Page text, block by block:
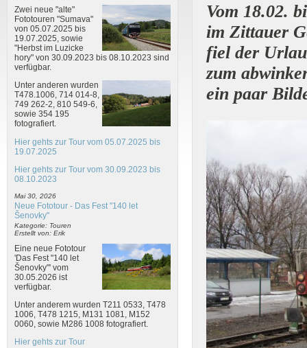
Zwei neue "alte"
Fototouren "Sumava"
von 05.07.2025 bis
19.07.2025, sowie
"Herbst im Luzicke
hory" von 30.09.2023 bis 08.10.2023 sind
verfügbar.
Unter anderen wurden
T478.1006, 714 014-8,
749 262-2, 810 549-6,
sowie 354 195
fotografiert.
Hier gehts zur Tour vom 05.07.2025 bis
19.07.2025
Hier gehts zur Tour vom 30.09.2023 bis
08.10.2023
Mai 30, 2026
Neue Fototour - Das Fest "140 let
Šenovky"
Kategorie: Touren
Erstellt von: Erik
Eine neue Fototour
'Das Fest "140 let
Šenovky"' vom
30.05.2026 ist
verfügbar.
Unter anderem wurden T211 0533, T478
1006, T478 1215, M131 1081, M152
0060, sowie M286 1008 fotografiert.
Hier gehts zur Tour
Vom 18.02.
im Zittauer
fiel der
zum
ein paar